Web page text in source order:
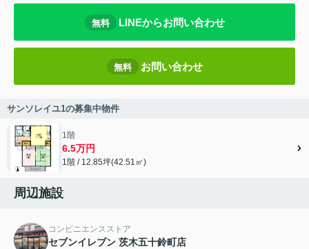
無料 LINEからお問い合わせ
無料 お問い合わせ
サンソレイユ1の募集中物件
1階
6.5万円
1階 / 12.85坪(42.51㎡)
周辺施設
コンビニエンスストア
セブンイレブン 茨木五十鈴町店